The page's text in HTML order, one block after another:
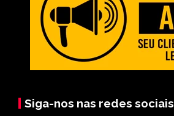
Siga-nos nas redes sociais